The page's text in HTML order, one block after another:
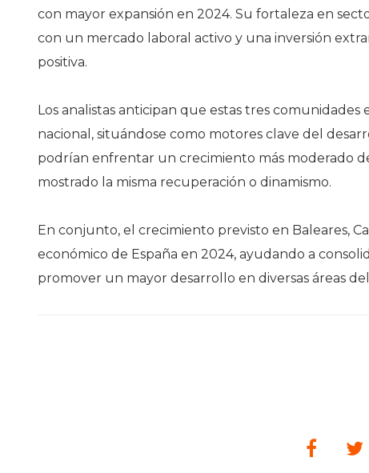
con mayor expansión en 2024. Su fortaleza en
con un mercado laboral activo y una inversión
positiva.
Los analistas anticipan que estas tres
nacional, situándose como motores clave del
podrían enfrentar un crecimiento más moderado
mostrado la misma recuperación o dinamismo.
En conjunto, el crecimiento previsto en Baleares,
económico de España en 2024, ayudando a
promover un mayor desarrollo en diversas áreas
tras sumar
de 500.000
en 2025
por 111 el
medio de sus